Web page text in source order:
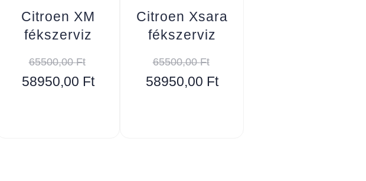
Citroen XM
fékszerviz
65500,00Ft
58950,00 Ft
Citroen Xsara
fékszerviz
65500,00Ft
58950,00 Ft